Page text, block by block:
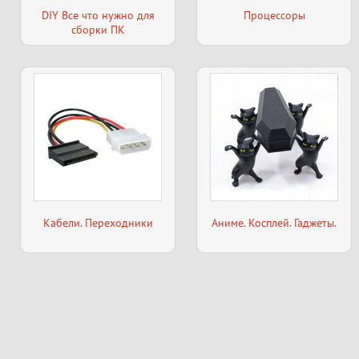
DIY Все что нужно для
сборки ПК
Процессоры
Кабели. Переходники Аниме. Косплей. Гаджеты.